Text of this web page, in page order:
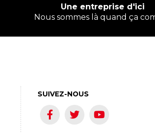
Une entreprise d'ici
Nous sommes là quand ça
SUIVEZ-NOUS